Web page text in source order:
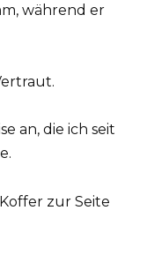
während er
an, die ich seit
zur Seite